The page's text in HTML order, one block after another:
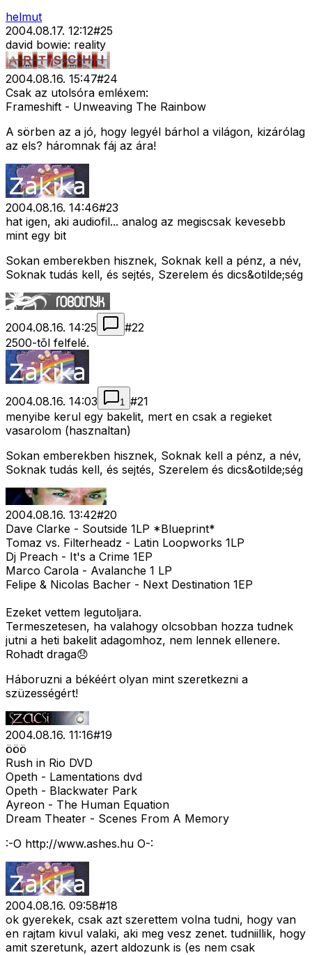
helmut
2004.08.17. 12:12#25
david bowie: reality
2004.08.16. 15:47#24
Csak az utolsóra emléxem:
Frameshift - Unweaving The Rainbow
A sörben az a jó, hogy legyél bárhol a világon, kizárólag
az els? háromnak fáj az ára!
2004.08.16. 14:46#23
hat igen, aki audiofil... analog az megiscsak kevesebb
mint egy bit
Sokan emberekben hisznek, Soknak kell a pénz, a név,
Soknak tudás kell, és sejtés, Szerelem és dics&otilde;ség
2004.08.16. 14:25 #22
2500-tõl felfelé.
2004.08.16. 14:03 1 #21
menyibe kerul egy bakelit, mert en csak a regieket
vasarolom (hasznaltan)
Sokan emberekben hisznek, Soknak kell a pénz, a név,
Soknak tudás kell, és sejtés, Szerelem és dics&otilde;ség
2004.08.16. 13:42#20
Dave Clarke - Soutside 1LP *Blueprint*
Tomaz vs. Filterheadz - Latin Loopworks 1LP
Dj Preach - It's a Crime 1EP
Marco Carola - Avalanche 1 LP
Felipe & Nicolas Bacher - Next Destination 1EP
Ezeket vettem legutoljara.
Termeszetesen, ha valahogy olcsobban hozza tudnek
jutni a heti bakelit adagomhoz, nem lennek ellenere.
Rohadt draga😞
Háboruzni a békéért olyan mint szeretkezni a
szüzességért!
2004.08.16. 11:16#19
ööö
Rush in Rio DVD
Opeth - Lamentations dvd
Opeth - Blackwater Park
Ayreon - The Human Equation
Dream Theater - Scenes From A Memory
:-O http://www.ashes.hu O-:
2004.08.16. 09:58#18
ok gyerekek, csak azt szerettem volna tudni, hogy van
en rajtam kivul valaki, aki meg vesz zenet. tudniillik, hogy
amit szeretunk, azert aldozunk is (es nem csak